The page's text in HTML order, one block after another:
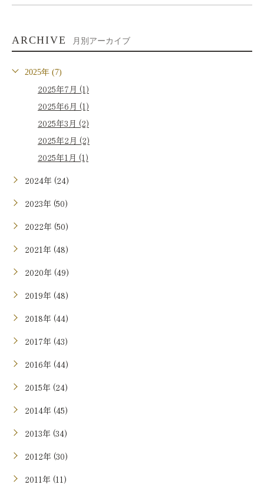
ARCHIVE 月別アーカイブ
2025年 (7)
2025年7月 (1)
2025年6月 (1)
2025年3月 (2)
2025年2月 (2)
2025年1月 (1)
2024年 (24)
2023年 (50)
2022年 (50)
2021年 (48)
2020年 (49)
2019年 (48)
2018年 (44)
2017年 (43)
2016年 (44)
2015年 (24)
2014年 (45)
2013年 (34)
2012年 (30)
2011年 (11)